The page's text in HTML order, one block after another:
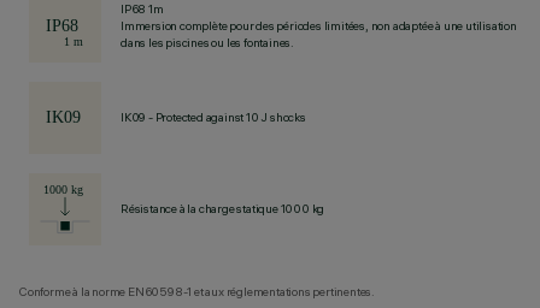
IP68 1m
Immersion complète pour des périodes limitées, non adaptée à une utilisation
dans les piscines ou les fontaines.
IK09 - Protected against 10 J shocks
Résistance à la charge statique 1000 kg
Conforme à la norme EN60598-1 et aux réglementations pertinentes.